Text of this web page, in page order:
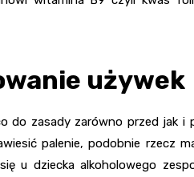
używek
do zasady zarówno przed jak i
palenie, podobnie rzecz
u dziecka alkoholowego